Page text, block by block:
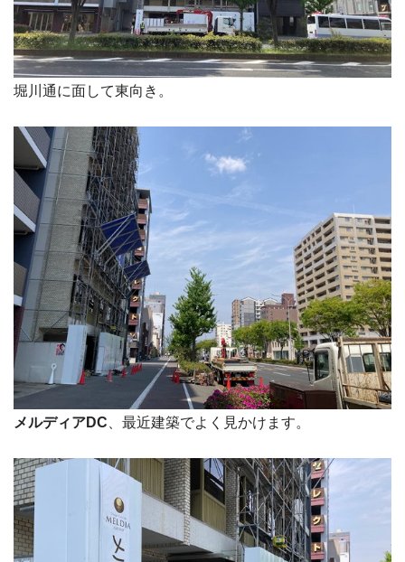
堀川通に面して東向き。
メルディアDC 、最近建築でよく見かけます。